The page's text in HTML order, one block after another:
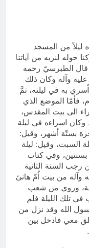
ينتهي
ليلاً من المسجد
حوله لنريه من آياتنا
السميع البصير” (الإسراء 17). قال الطبرسيّ رحمه
وآله وكان ذلك
به في ليلته، ثمَّ
فأمّا الموضع الذي
الى بيت المقدس،
اسراءه في ليلة
بستّة أشهر، وقيل:
السبت، وقيل: ليلة
بسنتين، وفي كتاب
رجب السنة الثانية
وآله من بيت اُمّ هانئ
وروي من شعب
تلك الليلة فلم
الله وقد نزل من
معي فادخل بين